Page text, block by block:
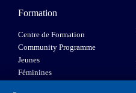
Formation
Centre de Formation
Community Programme
Jeunes
Féminines